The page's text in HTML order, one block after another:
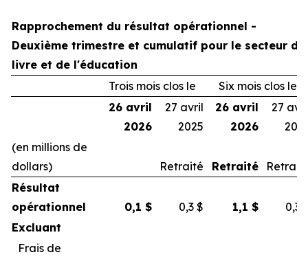
Rapprochement du résultat opérationnel -
Deuxième trimestre et cumulatif pour le secteur du
livre et de l'éducation
Trois mois clos le
Six mois clos le
26 avril
2026
27 avril
2025
26 avril
2026
27
(en millions de
dollars)
Retraité Retraité
Résultat
opérationnel
0,1 $ 0,3 $ 1,1 $ 0,3
Excluant
Frais de